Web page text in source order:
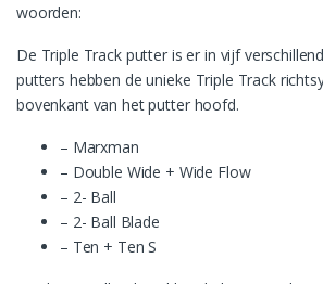
woorden:
De Triple Track putter is er in vijf
putters hebben de unieke Triple Track
bovenkant van het putter hoofd.
– Marxman
– Double Wide + Wide Flow
– 2- Ball
– 2- Ball Blade
– Ten + Ten S